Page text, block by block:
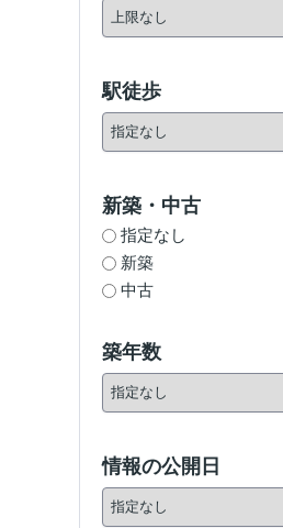
駅徒歩
新築・中古
指定なし
新築
中古
築年数
情報の公開日